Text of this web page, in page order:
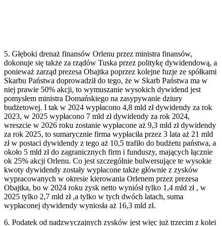
5. Głęboki drenaż finansów Orlenu przez ministra finansów,
dokonuje się także za rządów Tuska przez politykę dywidendową, a
ponieważ zarząd prezesa Obajtka poprzez kolejne fuzje ze spółkami
Skarbu Państwa doprowadził do tego, że w Skarb Państwa ma w
niej prawie 50% akcji, to wymuszanie wysokich dywidend jest
pomysłem ministra Domańskiego na zasypywanie dziury
budżetowej. I tak w 2024 wypłacono 4,8 mld zł dywidendy za rok
2023, w 2025 wypłacono 7 mld zł dywidendy za rok 2024,
wreszcie w 2026 roku zostanie wypłacone aż 9,3 mld zł dywidendy
za rok 2025, to sumarycznie firma wypłaciła przez 3 lata aż 21 mld
zł w postaci dywidendy z tego aż 10,5 trafiło do budżetu państwa, a
około 5 mld zł do zagranicznych firm i funduszy, mających łącznie
ok 25% akcji Orlenu. Co jest szczególnie bulwersujące te wysokie
kwoty dywidendy zostały wypłacone także głównie z zysków
wypracowanych w okresie kierowania Orlenem przez prezesa
Obajtka, bo w 2024 roku zysk netto wyniósł tylko 1,4 mld zł , w
2025 tylko 2,7 mld zł ,a tylko w tych dwóch latach, suma
wypłaconej dywidendy wyniosła aż 16,3 mld zł.
6. Podatek od nadzwyczajnych zysków jest więc już trzecim z kolei